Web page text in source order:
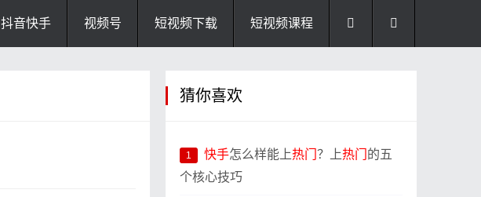
抖音快手 视频号 短视频下载 短视频课程
猜你喜欢
1 快手怎么样能上热门 ？上热门 的五
个核心技巧